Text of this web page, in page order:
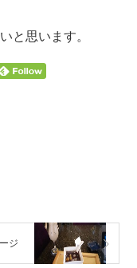
と思います。
ジ